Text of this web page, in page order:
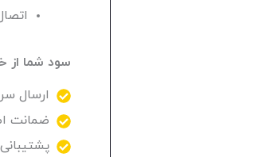
سود شما از
ارسال
ضمانت